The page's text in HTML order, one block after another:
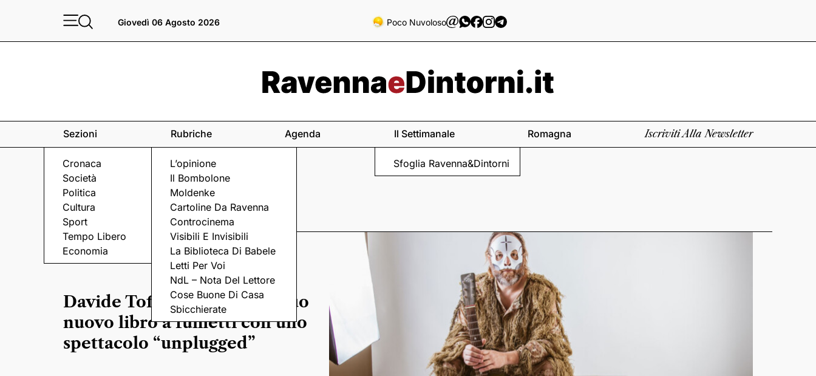
Giovedì 06 Agosto 2026 Poco Nuvoloso
Sezioni
Cronaca
Società
Politica
Cultura
Sport
Tempo Libero
Economia
Rubriche
L’opinione
Il Bombolone
Moldenke
Cartoline Da Ravenna
Controcinema
Visibili E Invisibili
La Biblioteca Di Babele
Letti Per Voi
NdL – Nota Del Lettore
Cose Buone Di Casa
Sbicchierate
Agenda Il Settimanale
Sfoglia Ravenna&Dintorni
Romagna Iscriviti Alla Newsletter
ROCK ITALIANO
Davide Toffolo presenta il suo
nuovo libro a fumetti con uno
spettacolo “unplugged”